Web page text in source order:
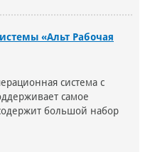
«Альт Рабочая
система с
самое
большой набор